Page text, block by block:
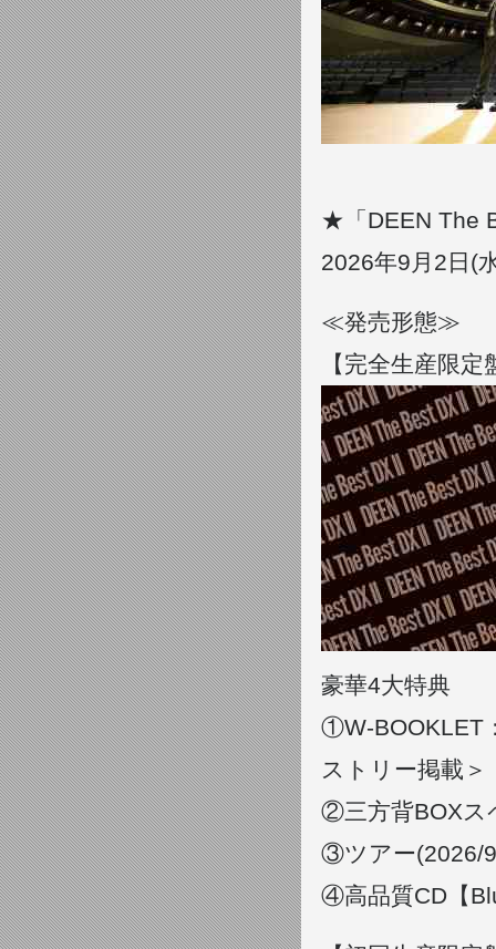
★「DEEN The
2026年9月2日(
≪発売形態≫
【完全生産限
豪華4大特典
①W-BOOKLET
ストリー掲載＞
②三方背BOXス
③ツアー(2026/
④高品質CD【